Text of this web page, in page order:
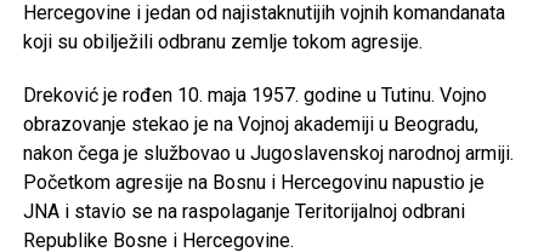
Hercegovine i jedan od najistaknutijih vojnih komandanata
koji su obilježili odbranu zemlje tokom agresije.
Dreković je rođen 10. maja 1957. godine u Tutinu. Vojno
obrazovanje stekao je na Vojnoj akademiji u Beogradu,
nakon čega je službovao u Jugoslavenskoj narodnoj armiji.
Početkom agresije na Bosnu i Hercegovinu napustio je
JNA i stavio se na raspolaganje Teritorijalnoj odbrani
Republike Bosne i Hercegovine.